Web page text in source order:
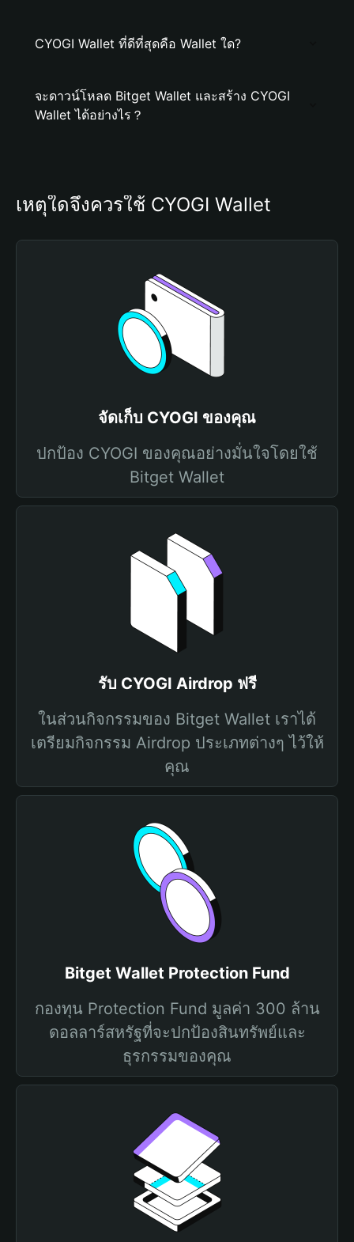
CYOGI Wallet ที่ดีที่สุดคือ Wallet ใด?
จะดาวน์โหลด Bitget Wallet และสร้าง CYOGI
Wallet ได้อย่างไร？
เหตุใดจึงควรใช้ CYOGI Wallet
จัดเก็บ CYOGI ของคุณ
ปกป้อง CYOGI ของคุณอย่างมั่นใจโดยใช้
Bitget Wallet
รับ CYOGI Airdrop ฟรี
ในส่วนกิจกรรมของ Bitget Wallet เราได้
เตรียมกิจกรรม Airdrop ประเภทต่างๆ ไว้ให้
คุณ
Bitget Wallet Protection Fund
กองทุน Protection Fund มูลค่า 300 ล้าน
ดอลลาร์สหรัฐที่จะปกป้องสินทรัพย์และ
ธุรกรรมของคุณ